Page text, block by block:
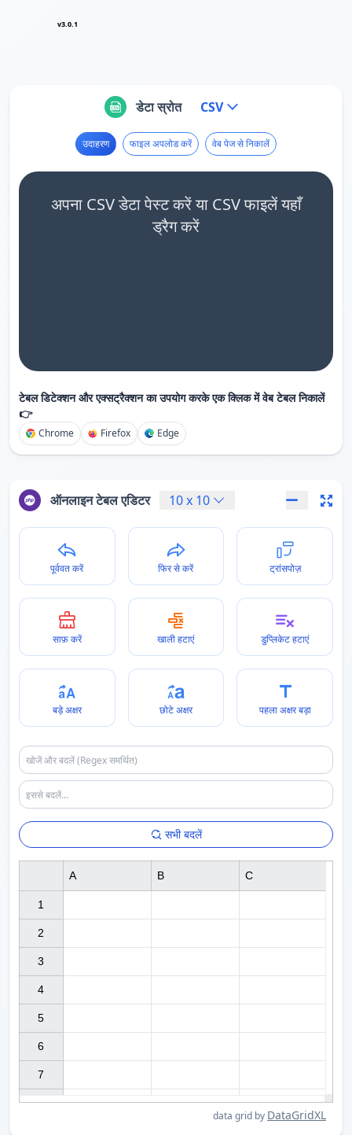
v3.0.1
डेटा स्रोत CSV
उदाहरण फाइल अपलोड करें वेब पेज से निकालें
अपना CSV डेटा पेस्ट करें या CSV फाइलें यहाँ
ड्रैग करें
टेबल डिटेक्शन और एक्सट्रैक्शन का उपयोग करके एक क्लिक में वेब टेबल निकालें
👉
Chrome Firefox Edge
ऑनलाइन टेबल एडिटर 10x 10
पूर्ववत करें फिर से करें ट्रांसपोज़
साफ़ करें खाली हटाएं डुप्लिकेट हटाएं
बड़े अक्षर छोटे अक्षर पहला अक्षर बड़ा
सभी बदलें
1
2
3
4
5
6
7
A B C
data grid by DataGridXL